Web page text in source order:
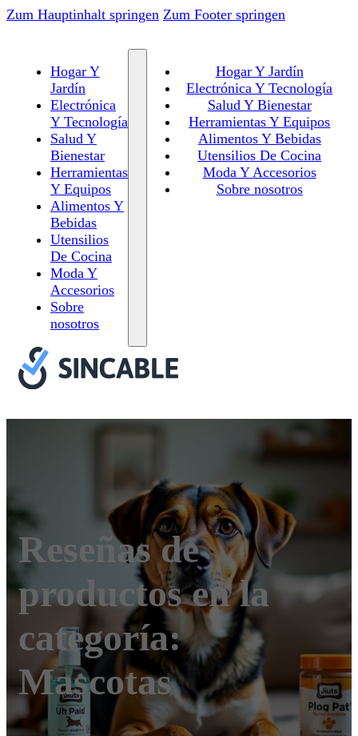
Zum Hauptinhalt springen Zum Footer springen
Hogar Y
Jardín
Electrónica
Y Tecnología
Salud Y
Bienestar
Herramientas
Y Equipos
Alimentos Y
Bebidas
Utensilios
De Cocina
Moda Y
Accesorios
Sobre
nosotros
Hogar Y Jardín
Electrónica Y Tecnología
Salud Y Bienestar
Herramientas Y Equipos
Alimentos Y Bebidas
Utensilios De Cocina
Moda Y Accesorios
Sobre nosotros
Reseñas de
productos en la
categoría:
Mascotas